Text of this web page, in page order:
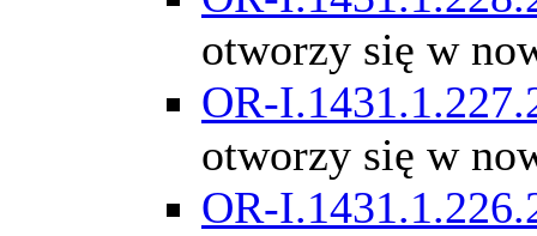
otworzy się w
OR-
otworzy się w
OR-